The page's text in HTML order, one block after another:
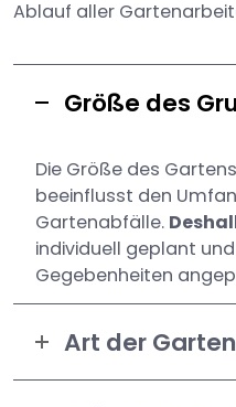
Ablauf aller
Größe des
Die Größe des
beeinflusst den
Gartenabfälle.
individuell geplant
Gegebenheiten
Art der